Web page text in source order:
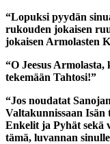
“Lopuksi pyydän
rukouden jokaisen
jokaisen Armolasten
“O Jeesus
tekemään Tahtosi!”
“Jos noudatat
Valtakunnissaan Isän
Enkelit ja Pyhät sekä
tämä, luvannan